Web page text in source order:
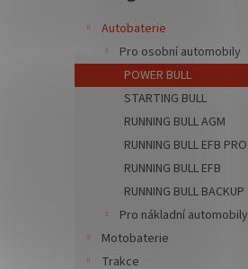
Autobaterie
Pro osobní automobily
POWER BULL
STARTING BULL
RUNNING BULL AGM
RUNNING BULL EFB PRO
RUNNING BULL EFB
RUNNING BULL BACKUP
Pro nákladní automobily
Motobaterie
Trakce